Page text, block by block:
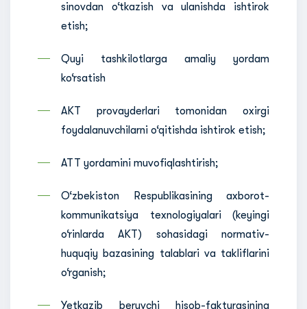
sinovdan o‘tkazish va ulanishda ishtirok
etish;
Quyi tashkilotlarga amaliy yordam
ko‘rsatish
AKT provayderlari tomonidan oxirgi
foydalanuvchilarni o‘qitishda ishtirok etish;
ATT yordamini muvofiqlashtirish;
O‘zbekiston Respublikasining axborot-
kommunikatsiya texnologiyalari (keyingi
o‘rinlarda AKT) sohasidagi normativ-
huquqiy bazasining talablari va takliflarini
o‘rganish;
Yetkazib beruvchi hisob-fakturasining